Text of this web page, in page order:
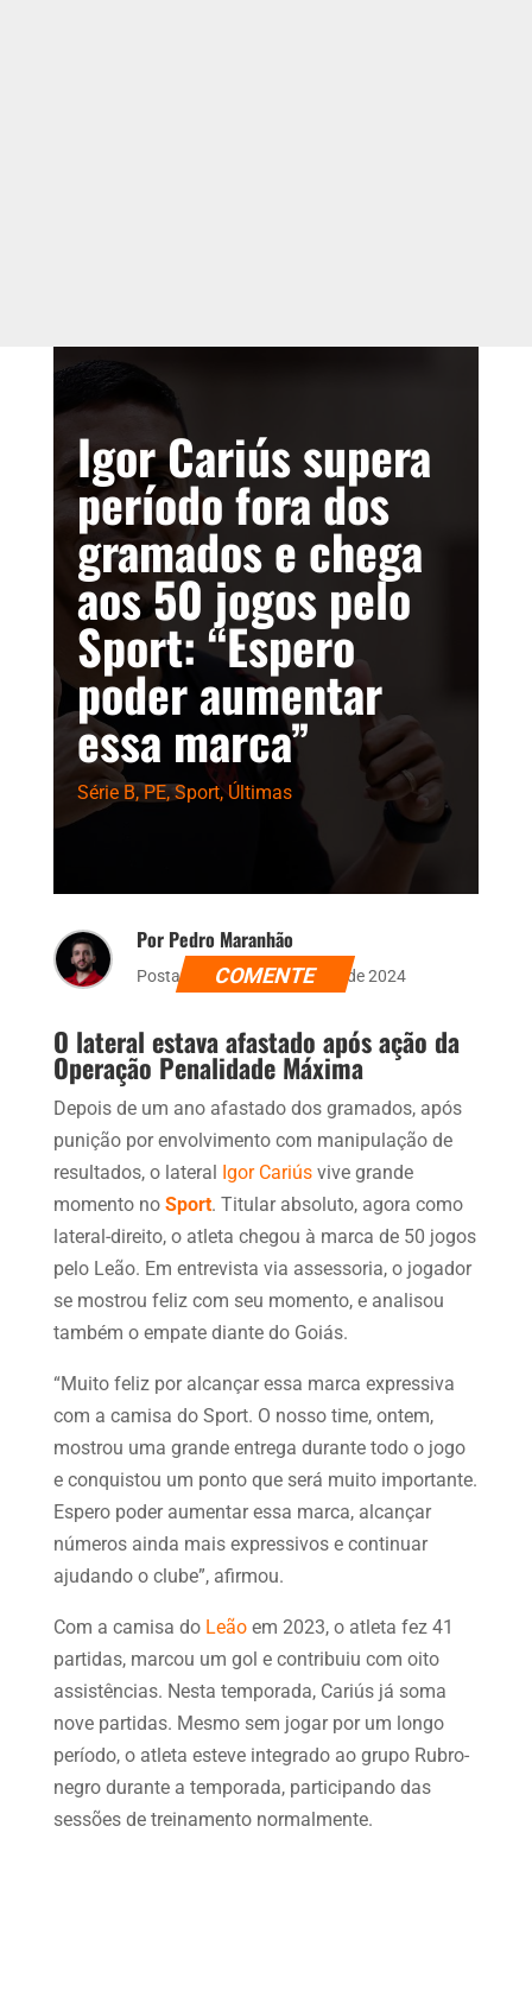
Igor Cariús supera
período fora dos
gramados e chega
aos 50 jogos pelo
Sport: “Espero
poder aumentar
essa marca”
Série B,PE,Sport,Últimas
Por Pedro Maranhão
Postado dia 19 de setembro de 2024
COMENTE
O lateral estava afastado após ação da
Operação Penalidade Máxima
Depois de um ano afastado dos gramados, após
punição por envolvimento com manipulação de
resultados, o lateral Igor Cariúsvive grande
momento no Sport. Titular absoluto, agora como
lateral-direito, o atleta chegou à marca de 50 jogos
pelo Leão. Em entrevista via assessoria, o jogador
se mostrou feliz com seu momento, e analisou
também o empate diante do Goiás.
“Muito feliz por alcançar essa marca expressiva
com a camisa do Sport. O nosso time, ontem,
mostrou uma grande entrega durante todo o jogo
e conquistou um ponto que será muito importante.
Espero poder aumentar essa marca, alcançar
números ainda mais expressivos e continuar
ajudando o clube”, afirmou.
Com a camisa do Leãoem 2023, o atleta fez 41
partidas, marcou um gol e contribuiu com oito
assistências. Nesta temporada, Cariús já soma
nove partidas. Mesmo sem jogar por um longo
período, o atleta esteve integrado ao grupo Rubro-
negro durante a temporada, participando das
sessões de treinamento normalmente.